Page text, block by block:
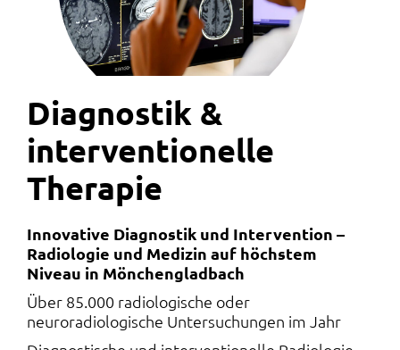
Diagnostik &
interventionelle
Therapie
Innovative Diagnostik und Intervention –
Radiologie und Medizin auf höchstem
Niveau in Mönchengladbach
Über 85.000 radiologische oder
neuroradiologische Untersuchungen im Jahr